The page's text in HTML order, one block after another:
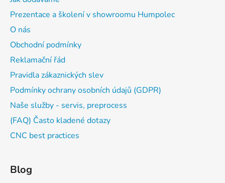
Prezentace a školení v showroomu Humpolec
O nás
Obchodní podmínky
Reklamační řád
Pravidla zákaznických slev
Podmínky ochrany osobních údajů (GDPR)
Naše služby - servis, preprocess
(FAQ) Často kladené dotazy
CNC best practices
Blog